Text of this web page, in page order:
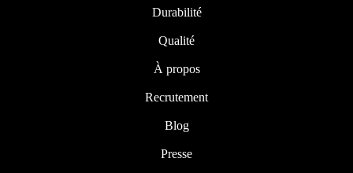
Durabilité
Qualité
À propos
Recrutement
Blog
Presse